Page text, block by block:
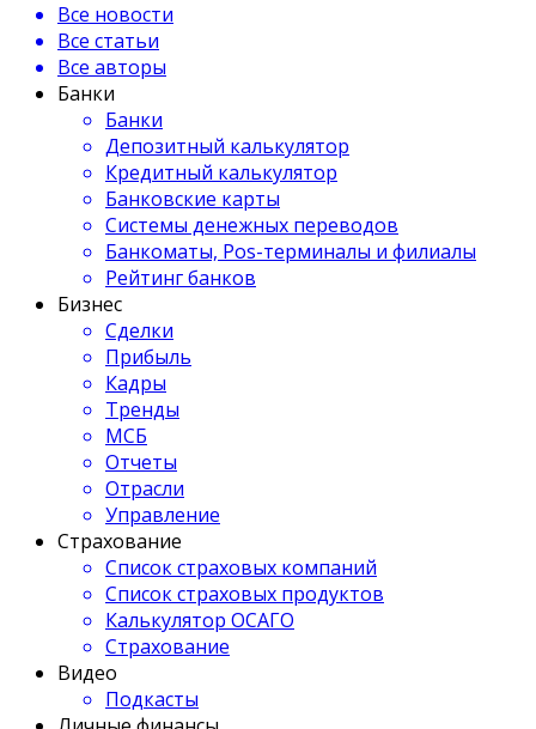
Все новости
Все статьи
Все авторы
Банки
Банки
Депозитный калькулятор
Кредитный калькулятор
Банковские карты
Системы денежных переводов
Банкоматы, Pos-терминалы и филиалы
Рейтинг банков
Бизнес
Сделки
Прибыль
Кадры
Тренды
МСБ
Отчеты
Отрасли
Управление
Страхование
Список страховых компаний
Список страховых продуктов
Калькулятор ОСАГО
Страхование
Видео
Подкасты